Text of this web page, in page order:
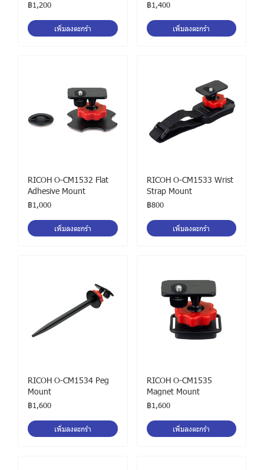
฿1,200
เพิ่มลงตะกร้า
฿1,400
เพิ่มลงตะกร้า
RICOH O-CM1532 Flat
Adhesive Mount
฿1,000
เพิ่มลงตะกร้า
RICOH O-CM1533 Wrist
Strap Mount
฿800
เพิ่มลงตะกร้า
RICOH O-CM1534 Peg
Mount
฿1,600
เพิ่มลงตะกร้า
RICOH O-CM1535
Magnet Mount
฿1,600
เพิ่มลงตะกร้า